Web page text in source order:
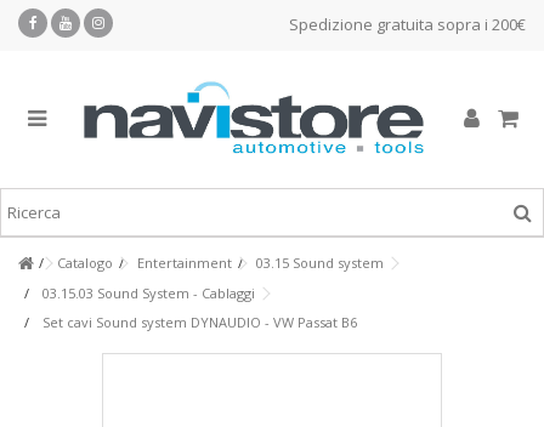
Spedizione gratuita sopra i 200€
Catalogo Entertainment
03.15 Sound system
03.15.03 Sound System - Cablaggi
Set cavi Sound system DYNAUDIO - VW Passat B6